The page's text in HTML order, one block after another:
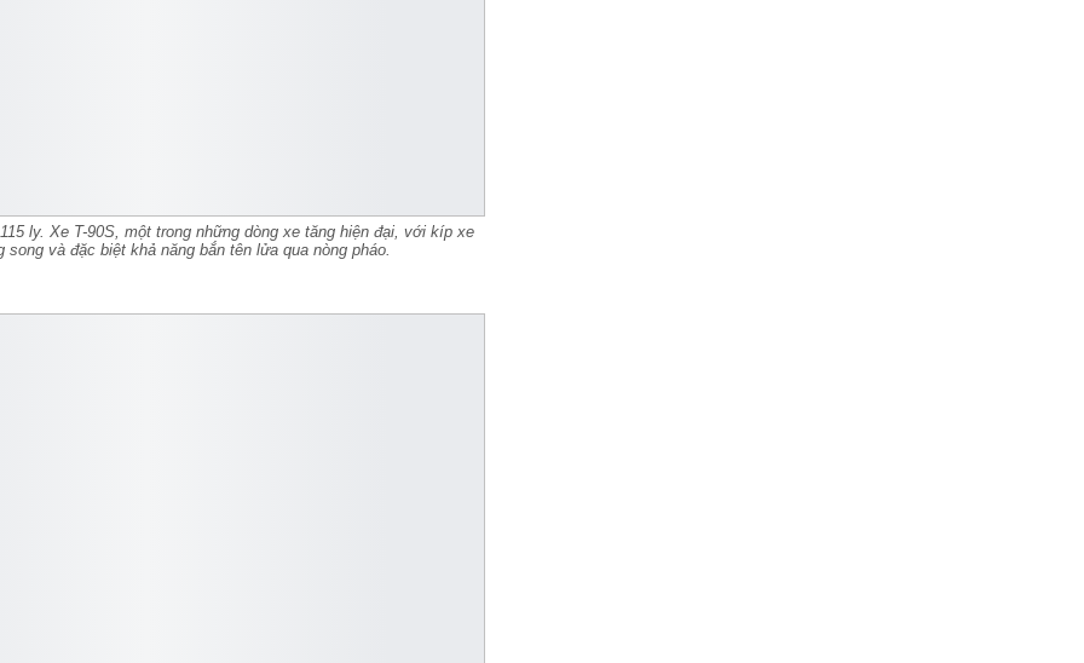
ly. Xe T-90S, một trong những dòng xe tăng hiện đại, với kíp xe
và đặc biệt khả năng bắn tên lửa qua nòng pháo.